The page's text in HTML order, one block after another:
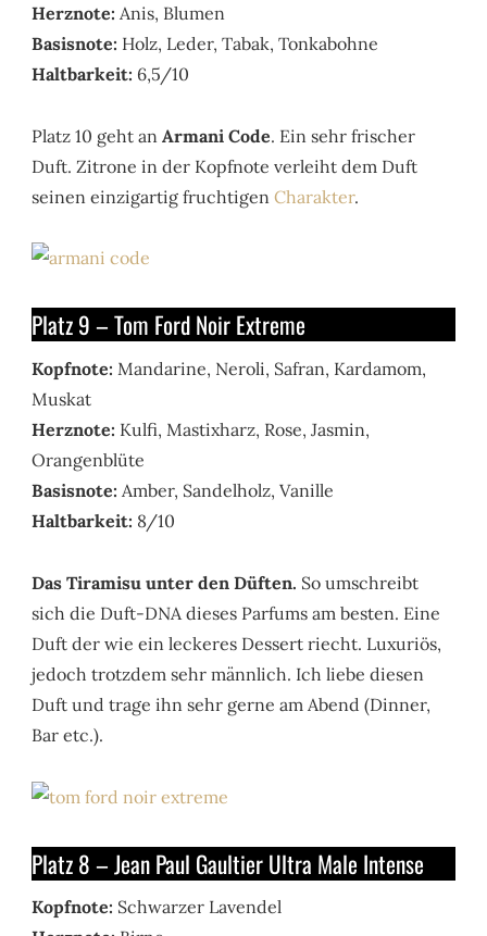
Herznote: Anis, Blumen
Basisnote: Holz, Leder, Tabak, Tonkabohne
Haltbarkeit: 6,5/10
Platz 10 geht anArmani Code. Ein sehr frischer
Duft. Zitrone in der Kopfnote verleiht dem Duft
seinen einzigartig fruchtigenCharakter.
Platz 9 – Tom Ford Noir Extreme
Kopfnote: Mandarine, Neroli, Safran, Kardamom,
Muskat
Herznote: Kulfi, Mastixharz, Rose, Jasmin,
Orangenblüte
Basisnote: Amber, Sandelholz, Vanille
Haltbarkeit: 8/10
Das Tiramisu unter den Düften. So umschreibt
sich die Duft-DNA dieses Parfums am besten. Eine
Duft der wie ein leckeres Dessert riecht. Luxuriös,
jedoch trotzdem sehr männlich. Ich liebe diesen
Duft und trage ihn sehr gerne am Abend (Dinner,
Bar etc.).
Platz 8 – Jean Paul Gaultier Ultra Male Intense
Kopfnote: Schwarzer Lavendel